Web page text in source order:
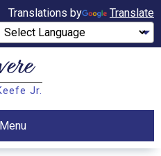
Translations by Translate
Jr.
Menu